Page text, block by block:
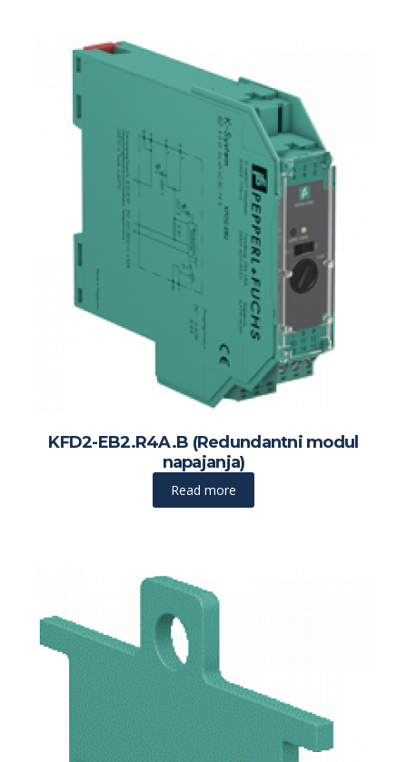
KFD2-EB2.R4A.B (Redundantni modul
napajanja)
Read more